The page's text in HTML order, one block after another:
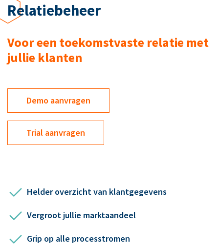
Relatiebeheer
Voor een toekomstvaste relatie met
jullie klanten
Demo aanvragen
Trial aanvragen
Helder overzicht van klantgegevens
Vergroot jullie marktaandeel
Grip op alle processtromen